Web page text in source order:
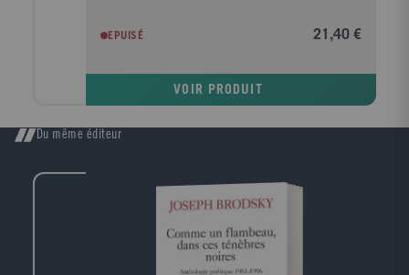
parus en volumes et ceux qui n'avaient connu qu'un
rappeler à ce propos que c'est avec la publication de
- que l'oeuvre de Paul Gadenne est revenue dans
que, dans l'éclat de leur brièveté, de tels récits sont
capables de révéler les âmes avec autant de force que
des livres plus amples. C'est en tout cas une
invitation à ne pas négliger leur rôle dans une oeuvre
désormais désignée comme l'une des plus sensibles
EPUISÉ 21,40 €
VOIR PRODUIT
Du même éditeur